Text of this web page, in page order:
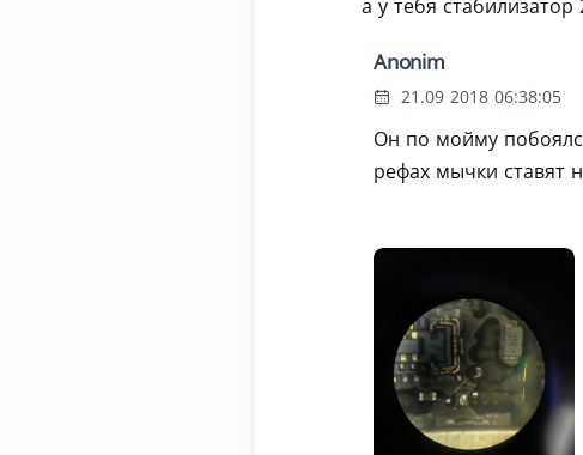
а у тебя
Anonim
21.09 2018 06:38:05
Он по мойму
рефах мычки ставят